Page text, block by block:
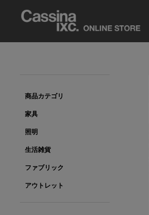
商品カテゴリ
家具
照明
生活雑貨
ファブリック
アウトレット